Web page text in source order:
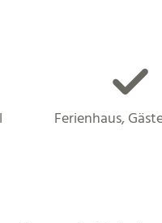
Ferienhaus,